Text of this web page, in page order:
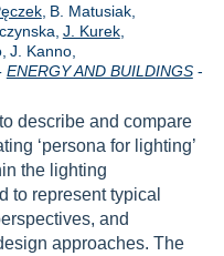
B. Matusiak
J. Kurek
J. Kanno
ENERGY AND BUILDINGS-
describe and compare
‘persona for lighting’
the lighting
to represent typical
and
approaches. The